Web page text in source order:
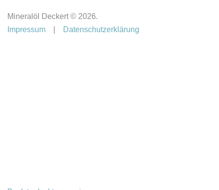
Mineralöl Deckert © 2026.
Impressum
Datenschutzerklärung